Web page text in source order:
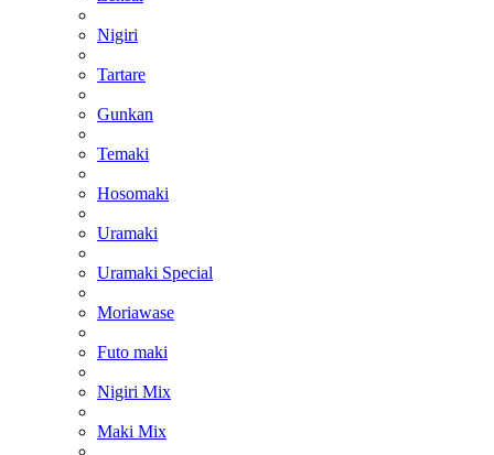
Nigiri
Tartare
Gunkan
Temaki
Hosomaki
Uramaki
Uramaki Special
Moriawase
Futo maki
Nigiri Mix
Maki Mix